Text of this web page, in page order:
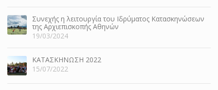
Συνεχής η λειτουργία του Ιδρύματος Κατασκηνώσεων
της Αρχιεπισκοπής Αθηνών
19/03/2024
ΚΑΤΑΣΚΗΝΩΣΗ 2022
15/07/2022